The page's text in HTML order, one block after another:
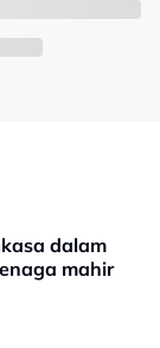
dalam
mahir